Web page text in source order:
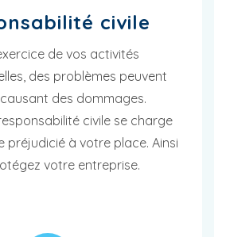
civile
de vos activités
des problèmes peuvent
des dommages.
civile se charge
préjudicié à votre place. Ainsi
votre entreprise.